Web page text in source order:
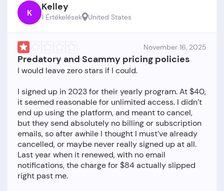
K Kelley
1 Értékelések United States
November 16, 2025
Predatory and Scammy pricing policies
I would leave zero stars if I could.
I signed up in 2023 for their yearly program. At $40,
it seemed reasonable for unlimited access. I didn’t
end up using the platform, and meant to cancel,
but they send absolutely no billing or subscription
emails, so after awhile I thought I must’ve already
cancelled, or maybe never really signed up at all.
Last year when it renewed, with no email
notifications, the charge for $84 actually slipped
right past me.